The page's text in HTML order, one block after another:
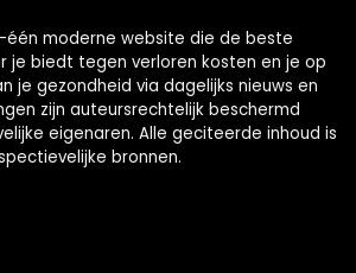
één moderne website die de beste
je biedt tegen verloren kosten en je op
je gezondheid via dagelijks nieuws en
zijn auteursrechtelijk beschermd
eigenaren. Alle geciteerde inhoud is
bronnen.